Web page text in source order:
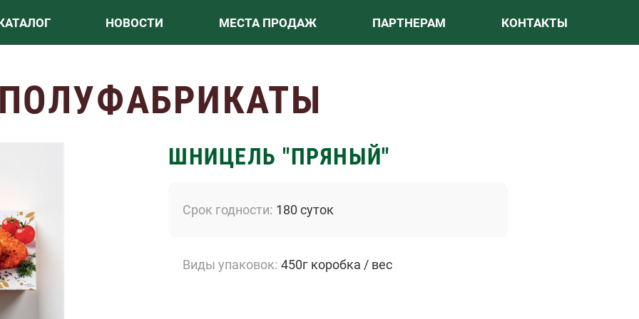
НОВОСТИ МЕСТА ПРОДАЖ ПАРТНЕРАМ КОНТАКТЫ
ПОЛУФАБРИКАТЫ
ШНИЦЕЛЬ "ПРЯНЫЙ"
Срок годности 180 суток
Виды упаковок 450г коробка / вес